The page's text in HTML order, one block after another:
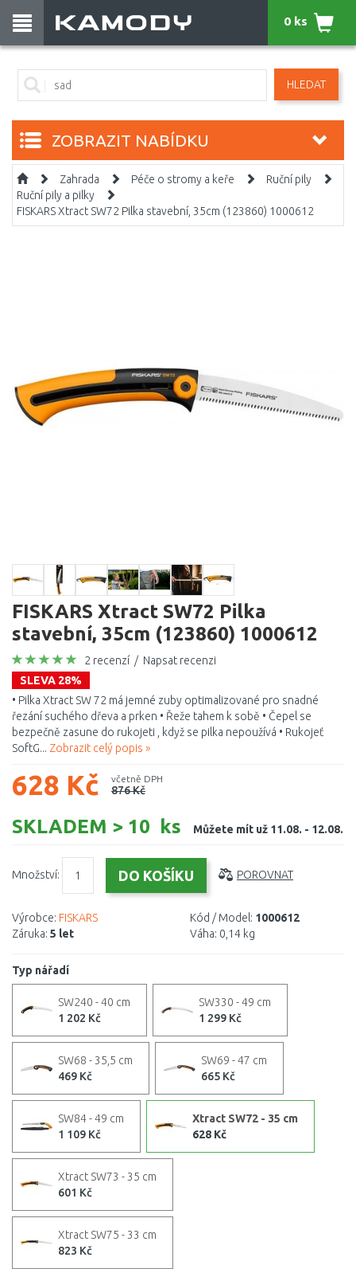
HLEDAT
0 ks
ZOBRAZIT NABÍDKU
Zahrada Péče o stromy a keře
Ruční pily
Ruční pily a pilky
FISKARS Xtract SW72 Pilka stavební, 35cm (123860) 1000612
FISKARS Xtract SW72 Pilka
stavební, 35cm (123860) 1000612
2 recenzí / Napsat recenzi
SLEVA 28%
• Pilka Xtract SW 72 má jemné zuby optimalizované pro snadné
řezání suchého dřeva a prken • Řeže tahem k sobě • Čepel se
bezpečně zasune do rukojeti , když se pilka nepoužívá • Rukojeť
SoftG... Zobrazit celý popis »
628 Kč včetně DPH
876 Kč
SKLADEM > 10 ks Můžete mít už 11.08. - 12.08.
Množství: POROVNAT
Výrobce: FISKARS
Záruka: 5 let
Kód / Model: 1000612
Váha: 0,14 kg
Typ nářadí
SW240 - 40 cm
1 202 Kč
SW330 - 49 cm
1 299 Kč
SW68 - 35,5 cm
469 Kč
SW69 - 47 cm
665 Kč
SW84 - 49 cm
1 109 Kč
Xtract SW72 - 35 cm
628 Kč
Xtract SW73 - 35 cm
601 Kč
Xtract SW75 - 33 cm
823 Kč